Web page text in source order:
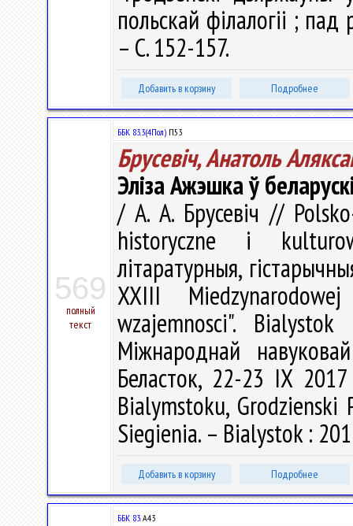
польскай філалогіі ;
– С. 152-157.
Добавить в корзину Подробнее
569
полный
текст
ББК 83.3(4Пол) П53
Брусевіч, Анатоль
Эліза Ажэшка ў
/ А. А. Брусевіч //
historyczne i
літаратурныя,
XXIII
wzajemnosci".
Міжнароднай
Беласток, 22-23 IX
Bialymstoku,
Siegienia. – Bialystok :
Добавить в корзину Подробнее
ББК 83.А43